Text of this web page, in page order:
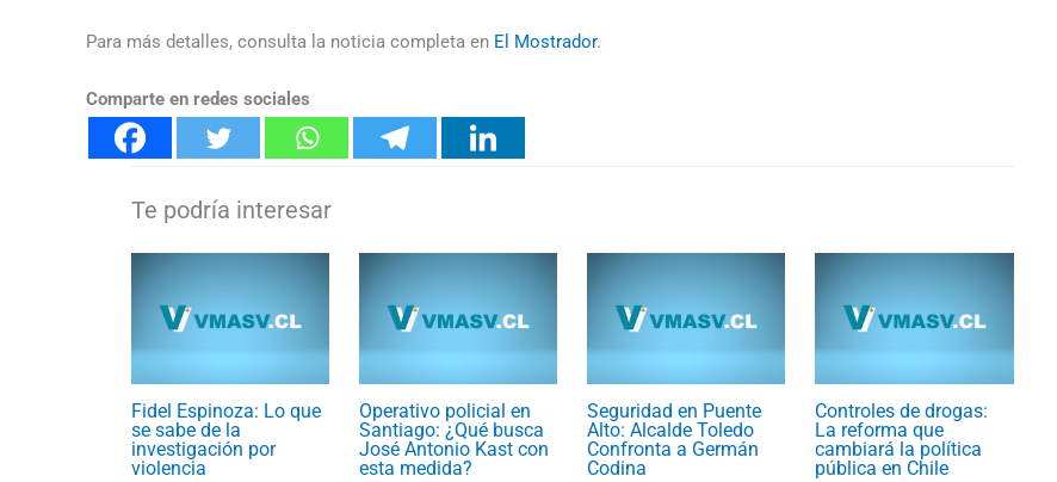
Para más detalles, consulta la noticia completa en El Mostrador.
Comparte en redes sociales
Fidel Espinoza: Lo que
se sabe de la
investigación por
violencia
Operativo policial en
Santiago: ¿Qué busca
José Antonio Kast con
esta medida?
Seguridad en Puente
Alto: Alcalde Toledo
Confronta a Germán
Codina
Controles de drogas:
La reforma que
cambiará la política
pública en Chile